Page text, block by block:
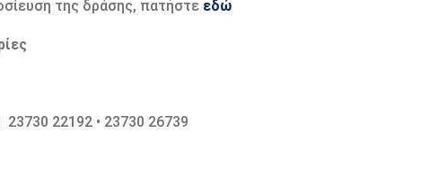
της δράσης, πατήστε εδώ
23730 22192 • 23730 26739